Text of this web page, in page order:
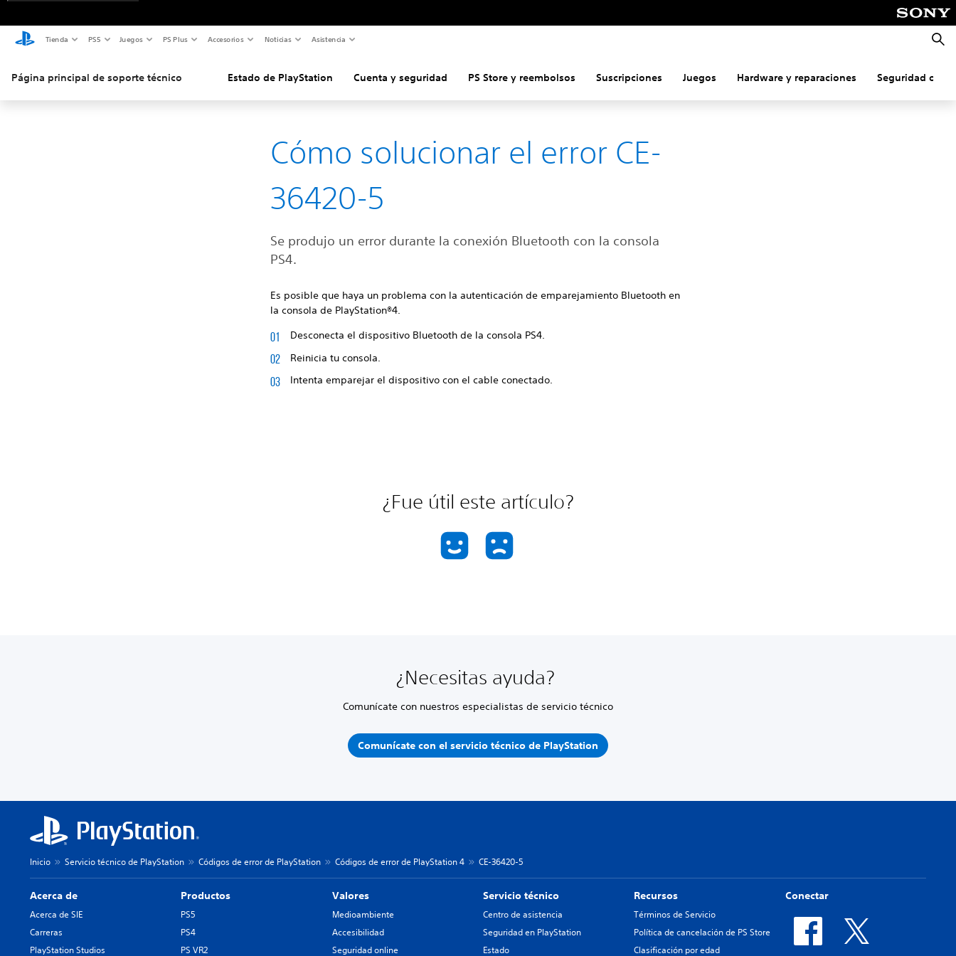
Tienda PS5 Juegos PS Plus Accesorios Noticias Asistencia
Página principal de soporte técnico Estado de PlayStation Cuenta y seguridad PS Store y reembolsos Suscripciones Juegos Hardware y reparaciones Seguridad
Cómo solucionar el error CE-
36420-5
Se produjo un error durante la conexión Bluetooth con la consola
PS4.
Es posible que haya un problema con la autenticación de emparejamiento Bluetooth en
la consola de PlayStation®4.
Desconecta el dispositivo Bluetooth de la consola PS4.
Reinicia tu consola.
Intenta emparejar el dispositivo con el cable conectado.
¿Fue útil este artículo?
¿Necesitas ayuda?
Comunícate con nuestros especialistas de servicio técnico
Comunícate con el servicio técnico de PlayStation
Inicio Servicio técnico de PlayStation Códigos de error de PlayStation Códigos de error de PlayStation 4 CE-36420-5
Acerca de
Acerca de SIE
Carreras
PlayStation Studios
Productos
PS5
PS4
PS VR2
Valores
Medioambiente
Accesibilidad
Seguridad online
Servicio técnico
Centro de asistencia
Seguridad en PlayStation
Estado
Recursos
Términos de Servicio
Política de cancelación de PS Store
Clasificación por edad
Conectar